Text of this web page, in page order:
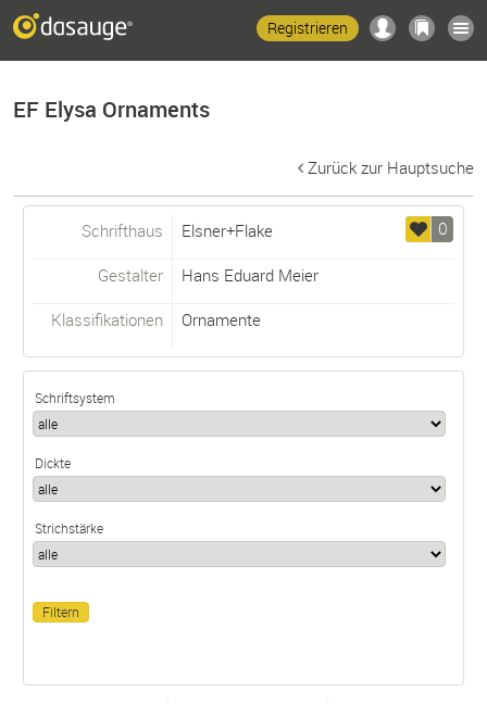
Registrieren
EF Elysa Ornaments
Zurück zur Hauptsuche
0
Schrifthaus Elsner+Flake
Gestalter Hans Eduard Meier
Klassifikationen Ornamente
Schriftsystem
Dickte
Strichstärke